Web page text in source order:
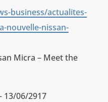
business/actualites-
nouvelle-nissan-
Micra – Meet the
13/06/2917